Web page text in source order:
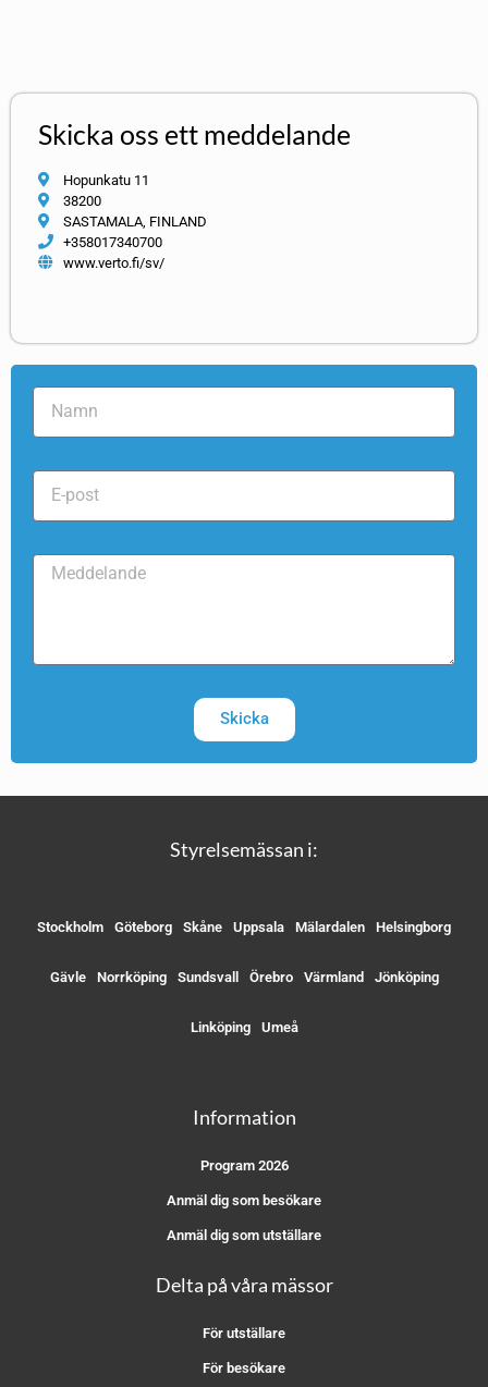
Skicka oss ett meddelande
Hopunkatu 11
38200
SASTAMALA, FINLAND
+358017340700
www.verto.fi/sv/
Skicka
Styrelsemässan i:
Stockholm Göteborg Skåne Uppsala Mälardalen Helsingborg
Gävle Norrköping Sundsvall Örebro Värmland Jönköping
Linköping Umeå
Information
Program 2026
Anmäl dig som besökare
Anmäl dig som utställare
Delta på våra mässor
För utställare
För besökare